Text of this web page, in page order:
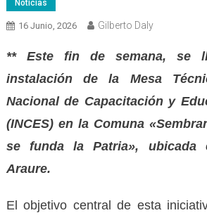
Noticias
16 Junio, 2026 Gilberto Daly
** Este fin de semana, se
instalación de la Mesa
Nacional de Capacitación y
(INCES) en la Comuna
se funda la Patria», ubicada
Araure.
El objetivo central de esta